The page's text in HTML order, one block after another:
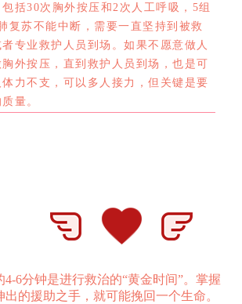
括30次胸外按压和2次人工呼吸，5组
复苏不能中断，需要一直坚持到被救
专业救护人员到场。如果不愿意做人
外按压，直到救护人员到场，也是可
力不支，可以多人接力，但关键是要
量。
6分钟是进行救治的“黄金时间”。 掌握
的援助之手，就可能挽回一个生命。